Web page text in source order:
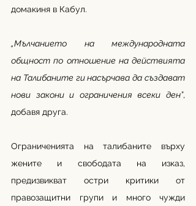
домакиня в Кабул.
„Мълчанието на международната
общност по отношение на действията
на Талибаните ги насърчава да създават
нови закони и ограничения всеки ден”,
добавя друга.
Ограниченията на талибаните върху
жените и свободата на изказ,
предизвикват остри критики от
правозащитни групи и много чужди